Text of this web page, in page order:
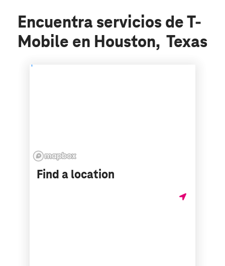
Encuentra servicios de T-
Mobile en Houston, Texas
Find a location